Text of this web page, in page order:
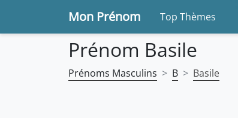
Mon Prénom Top Thèmes
Prénom Basile
Prénoms Masculins B Basile